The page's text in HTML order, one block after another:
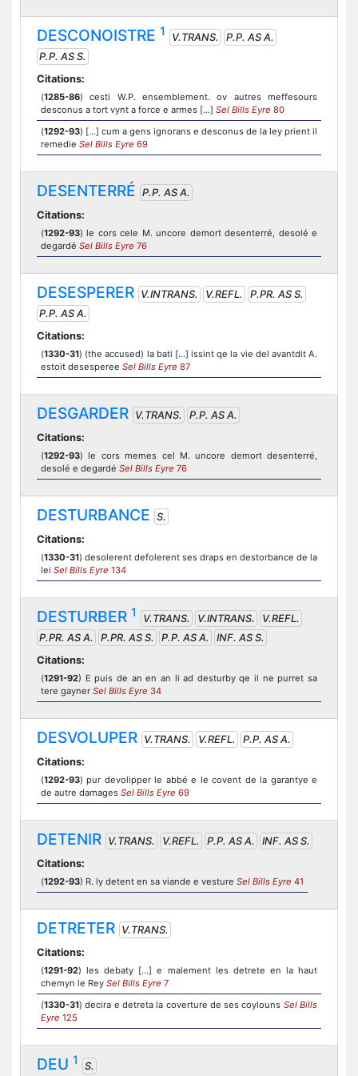
DESCONOISTRE 1 V.TRANS.
P.P. AS A.
P.P. AS S.
Citations:
(1285-86) cesti W.P. ensemblement. ov autres meffesours
desconus a tort vynt a force e armes [...] Sel Bills Eyre 80
(1292-93) [...] cum a gens ignorans e desconus de la ley prient il
remedie Sel Bills Eyre 69
DESENTERRÉ P.P. AS A.
Citations:
(1292-93) le cors cele M. uncore demort desenterré, desolé e
degardé Sel Bills Eyre 76
DESESPERER V.INTRANS. V.REFL.
P.PR. AS S.
P.P. AS A.
Citations:
(1330-31) (the accused) la bati [...] issint qe la vie del avantdit A.
estoit desesperee Sel Bills Eyre 87
DESGARDER V.TRANS.
P.P. AS A.
Citations:
(1292-93) le cors memes cel M. uncore demort desenterré,
desolé e degardé Sel Bills Eyre 76
DESTURBANCE S.
Citations:
(1330-31) desolerent defolerent ses draps en destorbance de la
lei Sel Bills Eyre 134
DESTURBER 1 V.TRANS. V.INTRANS.
V.REFL.
P.PR. AS A.
P.PR. AS S. P.P. AS A.
INF. AS S.
Citations:
(1291-92) E puis de an en an li ad desturby qe il ne purret sa
tere gayner Sel Bills Eyre 34
DESVOLUPER V.TRANS. V.REFL.
P.P. AS A.
Citations:
(1292-93) pur devolipper le abbé e le covent de la garantye e
de autre damages Sel Bills Eyre 69
DETENIR V.TRANS. V.REFL. P.P. AS A.
INF. AS S.
Citations:
(1292-93) R. ly detent en sa viande e vesture Sel Bills Eyre 41
DETRETER V.TRANS.
Citations:
(1291-92) les debaty [...] e malement les detrete en la haut
chemyn le Rey Sel Bills Eyre 7
(1330-31) decira e detreta la coverture de ses coylouns Sel Bills
Eyre 125
DEU 1
S.